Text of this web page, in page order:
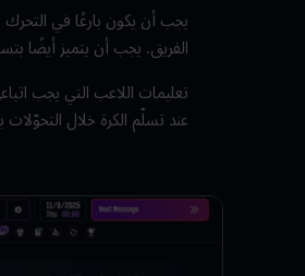
يجب أن يكون بارعًا في التحرك
الفريق. يجب أن يتميز أيضًا
تعليمات اللاعب التي يجب
عند تسلّم الكرة خلال